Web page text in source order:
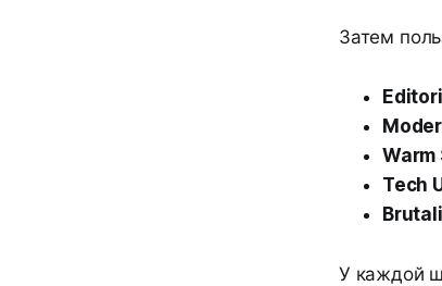
Затем
Warm
Tech
У каждой